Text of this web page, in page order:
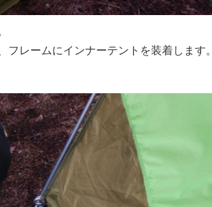
レームにインナーテントを装着します。